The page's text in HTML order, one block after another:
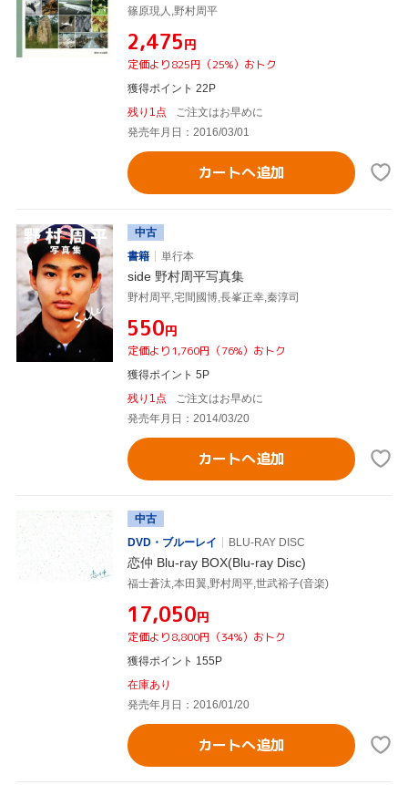
篠原現人,野村周平
¥2,475円
定価より825円（25%）おトク
獲得ポイント 22P
残り1点
ご注文はお早めに
発売年月日：2016/03/01
カートへ追加
中古
書籍
単行本
side 野村周平写真集
野村周平,宅間國博,長峯正幸,秦淳司
¥550円
定価より1,760円（76%）おトク
獲得ポイント 5P
残り1点
ご注文はお早めに
発売年月日：2014/03/20
カートへ追加
中古
DVD・ブルーレイ
BLU-RAY DISC
恋仲 Blu-ray BOX(Blu-ray Disc)
福士蒼汰,本田翼,野村周平,世武裕子(音楽)
¥17,050円
定価より8,800円（34%）おトク
獲得ポイント 155P
在庫あり
発売年月日：2016/01/20
カートへ追加